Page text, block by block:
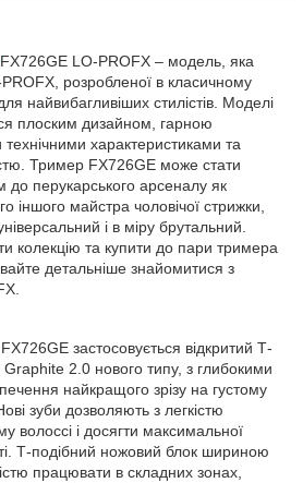
FX726GE LO-PROFX – модель, яка
PROFX, розробленої в класичному
найвибагливіших стилістів. Моделі
плоским дизайном, гарною
характеристиками та
Тример FX726GE може стати
до перукарського арсеналу як
іншого майстра чоловічої стрижки,
і в міру брутальний.
колекцію та купити до пари тримера
детальніше знайомитися з
застосовується відкритий Т-
2.0 нового типу, з глибокими
найкращого зрізу на густому
зуби дозволяють з легкістю
волоссі і досягти максимальної
Т-подібний ножовий блок шириною
працювати в складних зонах,